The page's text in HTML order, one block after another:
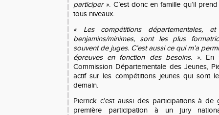
participer ». C’est donc en famille qu’il
tous niveaux.
« Les compétitions départementales,
benjamins/minimes, sont les plus
souvent de juges. C’est aussi ce qui m’a
épreuves en fonction des besoins. ». En
Commission Départementale des Jeunes,
actif sur les compétitions jeunes qui sont
demain.
Pierrick c’est aussi des participations à de
première participation à un jury